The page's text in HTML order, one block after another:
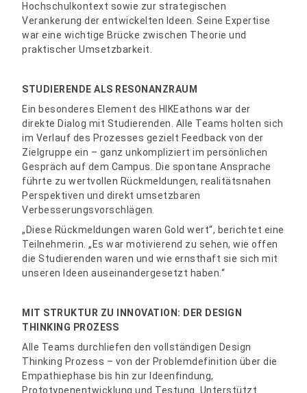
Hochschulkontext sowie zur strategischen
Verankerung der entwickelten Ideen. Seine Expertise
war eine wichtige Brücke zwischen Theorie und
praktischer Umsetzbarkeit.
STUDIERENDE ALS RESONANZRAUM
Ein besonderes Element des HIKEathons war der
direkte Dialog mit Studierenden. Alle Teams holten sich
im Verlauf des Prozesses gezielt Feedback von der
Zielgruppe ein – ganz unkompliziert im persönlichen
Gespräch auf dem Campus. Die spontane Ansprache
führte zu wertvollen Rückmeldungen, realitätsnahen
Perspektiven und direkt umsetzbaren
Verbesserungsvorschlägen.
„Diese Rückmeldungen waren Gold wert“, berichtet eine
Teilnehmerin. „Es war motivierend zu sehen, wie offen
die Studierenden waren und wie ernsthaft sie sich mit
unseren Ideen auseinandergesetzt haben.“
MIT STRUKTUR ZU INNOVATION: DER DESIGN
THINKING PROZESS
Alle Teams durchliefen den vollständigen Design
Thinking Prozess – von der Problemdefinition über die
Empathiephase bis hin zur Ideenfindung,
Prototypenentwicklung und Testung. Unterstützt